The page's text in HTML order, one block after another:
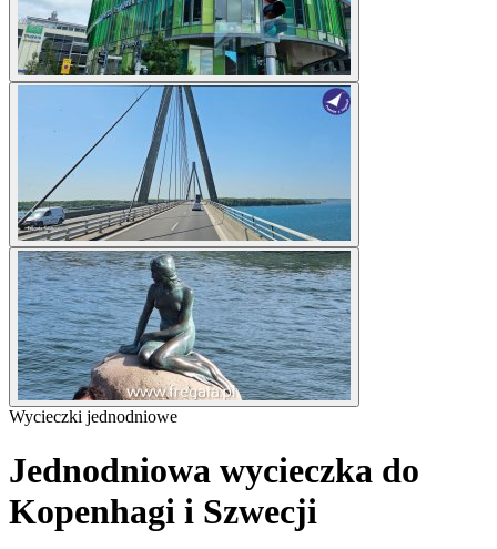
Wycieczki jednodniowe
Jednodniowa wycieczka do
Kopenhagi i Szwecji